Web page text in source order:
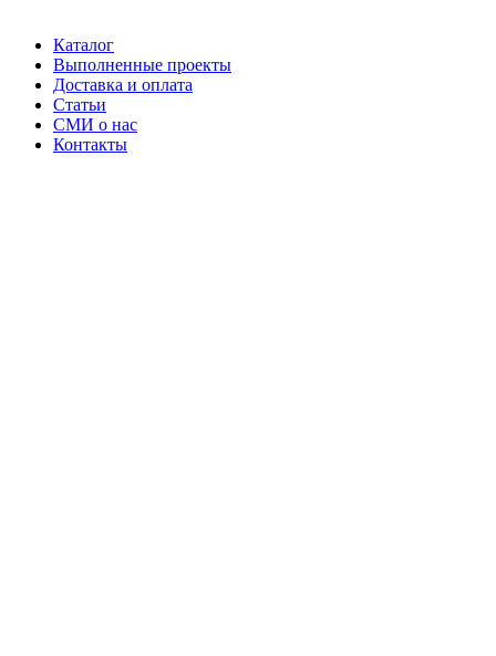
Каталог
Выполненные проекты
Доставка и оплата
Статьи
СМИ о нас
Контакты